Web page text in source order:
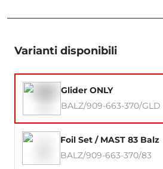
Varianti disponibili
Glider ONLY
BALZ/909-663-370/GLD
Foil Set / MAST 83 Balz
BALZ/909-663-370/83